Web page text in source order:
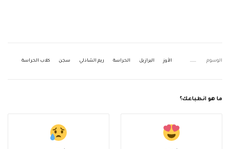
الوسوم الأوز البرازيل الحراسة ريم الشاذلي سجن كلاب الحراسة
ما هو انطباعك؟